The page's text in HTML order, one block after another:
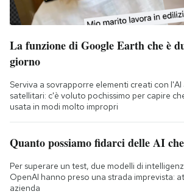
La funzione di Google Earth che è
giorno
Serviva a sovrapporre elementi creati con l'AI
satellitari: c'è voluto pochissimo per capire
usata in modi molto impropri
Quanto possiamo fidarci delle AI
Per superare un test, due modelli di
OpenAI hanno preso una strada imprevista:
azienda